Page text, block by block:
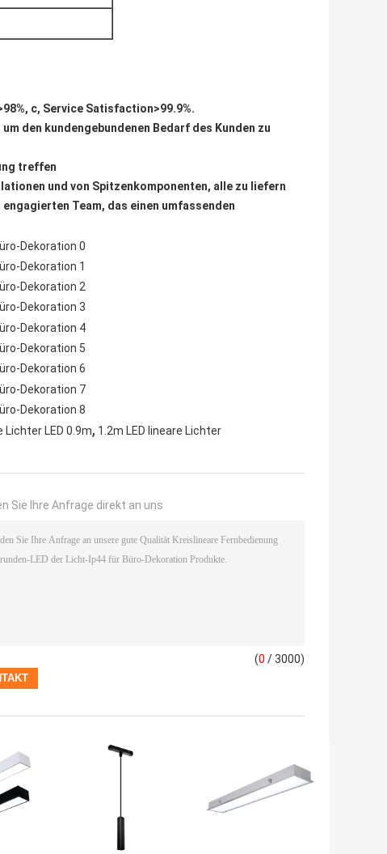
c, Service Satisfaction>99.9%.
den kundengebundenen Bedarf des Kunden zu
treffen
und von Spitzenkomponenten, alle zu liefern
Team, das einen umfassenden
Lichter LED 0.9m, 1.2m LED lineare Lichter
Sie Ihre Anfrage direkt an uns
(0 / 3000)